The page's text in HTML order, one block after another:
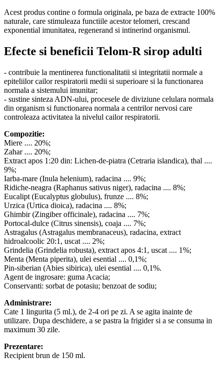
Acest produs contine o formula originala, pe baza de extracte 100%
naturale, care stimuleaza functiile acestor telomeri, crescand
exponential imunitatea, regenerand si intinerind organismul.
Efecte si beneficii Telom-R sirop adulti
- contribuie la mentinerea functionalitatii si integritatii normale a
epiteliilor cailor respiratorii medii si superioare si la functionarea
normala a sistemului imunitar;
- sustine sinteza ADN-ului, procesele de diviziune celulara normala
din organism si functionarea normala a centrilor nervosi care
controleaza activitatea la nivelul cailor respiratorii.
Compozitie:
Miere .... 20%;
Zahar .... 20%;
Extract apos 1:20 din: Lichen-de-piatra (Cetraria islandica), thal ....
9%;
Iarba-mare (Inula helenium), radacina .... 9%;
Ridiche-neagra (Raphanus sativus niger), radacina .... 8%;
Eucalipt (Eucalyptus globulus), frunze .... 8%;
Urzica (Urtica dioica), radacina .... 8%;
Ghimbir (Zingiber officinale), radacina .... 7%;
Portocal-dulce (Citrus sinensis), coaja .... 7%;
Astragalus (Astragalus membranaceus), radacina, extract
hidroalcoolic 20:1, uscat .... 2%;
Grindelia (Grindelia robusta), extract apos 4:1, uscat .... 1%;
Menta (Menta piperita), ulei esential .... 0,1%;
Pin-siberian (Abies sibirica), ulei esential .... 0,1%.
Agent de ingrosare: guma Acacia;
Conservanti: sorbat de potasiu; benzoat de sodiu;
Administrare:
Cate 1 lingurita (5 ml.), de 2-4 ori pe zi. A se agita inainte de
utilizare. Dupa deschidere, a se pastra la frigider si a se consuma in
maximum 30 zile.
Prezentare:
Recipient brun de 150 ml.